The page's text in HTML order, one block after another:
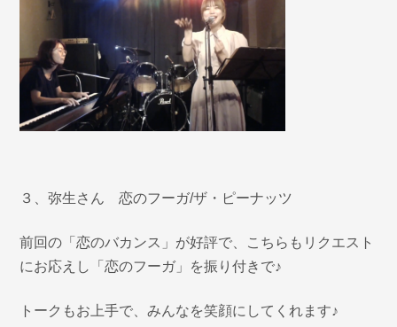
３、弥生さん 恋のフーガ/ザ・ピーナッツ
前回の「恋のバカンス」が好評で、こちらもリクエスト
にお応えし「恋のフーガ」を振り付きで♪
トークもお上手で、みんなを笑顔にしてくれます♪